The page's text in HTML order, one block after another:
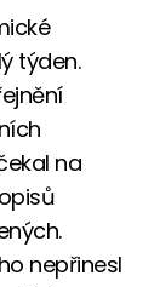
týden.
na
nepřinesl